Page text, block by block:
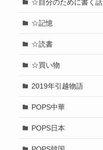
☆自分のために書く話
☆記憶
☆読書
☆買い物
2019年引越物語
POPS中華
POPS日本